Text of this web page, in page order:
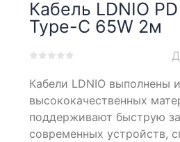
Кабель LDNIO
Type-C 65W 2м
out
on
customer
Кабели LDNIO выполнены
высококачественных
поддерживают быструю
современных устройств,